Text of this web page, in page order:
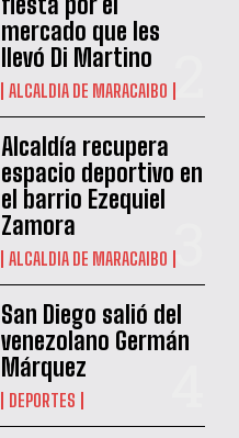
mercado que les
llevó Di Martino
ALCALDIA DE MARACAIBO
Alcaldía recupera
espacio deportivo en
el barrio Ezequiel
Zamora
ALCALDIA DE MARACAIBO
San Diego salió del
venezolano Germán
Márquez
DEPORTES